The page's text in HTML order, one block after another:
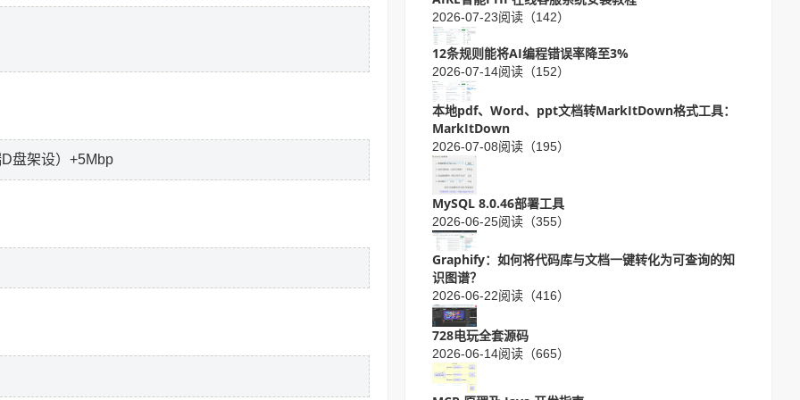
盘架设）+5Mbp
2026-07-23阅读（142）
12条规则能将AI编程错误率降至3%
2026-07-14阅读（152）
本地pdf、Word、ppt文档转MarkItDown格式工具：
MarkItDown
2026-07-08阅读（195）
MySQL 8.0.46部署工具
2026-06-25阅读（355）
Graphify：如何将代码库与文档一键转化为可查询的知
识图谱？
2026-06-22阅读（416）
728电玩全套源码
2026-06-14阅读（665）